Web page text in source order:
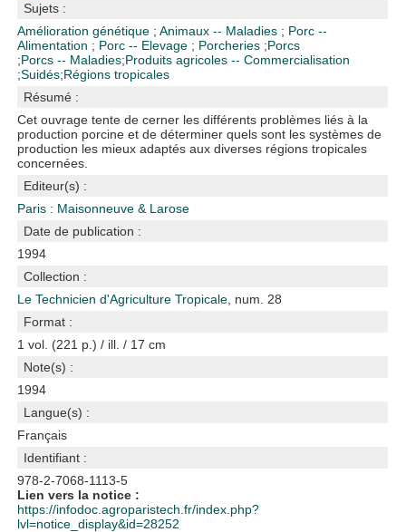
Sujets :
Amélioration génétique ;Animaux -- Maladies ; Porc --
Alimentation ; Porc -- Elevage ; Porcheries ;Porcs
;Porcs -- Maladies;Produits agricoles -- Commercialisation
;Suidés;Régions tropicales
Résumé :
Cet ouvrage tente de cerner les différents problèmes liés à la
production porcine et de déterminer quels sont les systèmes de
production les mieux adaptés aux diverses régions tropicales
concernées.
Editeur(s) :
Paris : Maisonneuve & Larose
Date de publication :
1994
Collection :
Le Technicien d'Agriculture Tropicale , num. 28
Format :
1 vol. (221 p.) / ill. / 17 cm
Note(s) :
1994
Langue(s) :
Français
Identifiant :
978-2-7068-1113-5
Lien vers la notice :
https://infodoc.agroparistech.fr/index.php?
lvl=notice_display&id=28252